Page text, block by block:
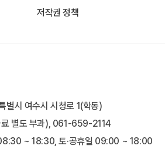
저작권 정책
시 여수시 시청로 1(학동)
별도 부과), 061-659-2114
~ 18:30, 토·공휴일 09:00 ~ 18:00